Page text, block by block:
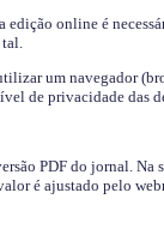
edição online é
tal.
um navegador
de privacidade das
PDF do jornal. Na
é ajustado pelo